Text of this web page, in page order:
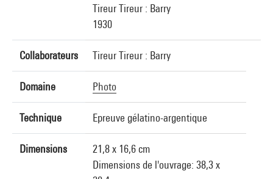
Tireur Tireur : Barry
1930
Collaborateurs Tireur Tireur : Barry
Domaine Photo
Technique Epreuve gélatino-argentique
Dimensions
21,8 x 16,6 cm
Dimensions de l'ouvrage: 38,3 x